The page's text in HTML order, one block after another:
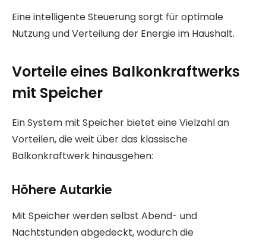
Eine intelligente Steuerung sorgt für optimale
Nutzung und Verteilung der Energie im Haushalt.
Vorteile eines Balkonkraftwerks
mit Speicher
Ein System mit Speicher bietet eine Vielzahl an
Vorteilen, die weit über das klassische
Balkonkraftwerk hinausgehen:
Höhere Autarkie
Mit Speicher werden selbst Abend- und
Nachtstunden abgedeckt, wodurch die